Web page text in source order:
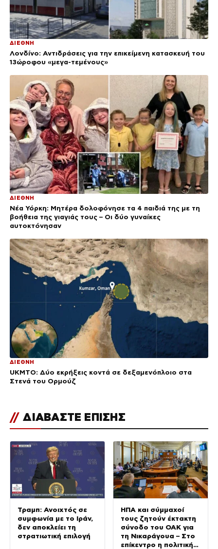
ΔΙΕΘΝΗ
Λονδίνο: Αντιδράσεις για την επικείμενη κατασκευή του
13ώροφου «μεγα-τεμένους»
ΔΙΕΘΝΗ
Νέα Υόρκη: Μητέρα δολοφόνησε τα 4 παιδιά της με τη
βοήθεια της γιαγιάς τους – Οι δύο γυναίκες
αυτοκτόνησαν
ΔΙΕΘΝΗ
UKMTO: Δύο εκρήξεις κοντά σε δεξαμενόπλοιο στα
Στενά του Ορμούζ
// ΔΙΑΒΑΣΤΕ ΕΠΙΣΗΣ
Τραμπ: Ανοιχτός σε
συμφωνία με το Ιράν,
δεν αποκλείει τη
στρατιωτική επιλογή
ΗΠΑ και σύμμαχοί
τους ζητούν έκτακτη
σύνοδο του ΟΑΚ για
τη Νικαράγουα – Στο
επίκεντρο η πολιτική